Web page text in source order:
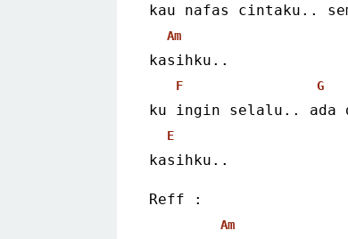
kau nafas cintaku..
Am
kasihku..
F G
ku ingin selalu.. ada
E
kasihku..
Reff :
Am